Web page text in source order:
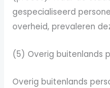
gespecialiseerd
overheid, prevaleren
(5) Overig buitenlands
Overig buitenlands